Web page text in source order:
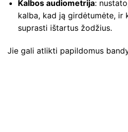
Kalbos audiometrija:
kalba, kad ją girdėtumėte, ir
suprasti ištartus žodžius.
Jie gali atlikti papildomus